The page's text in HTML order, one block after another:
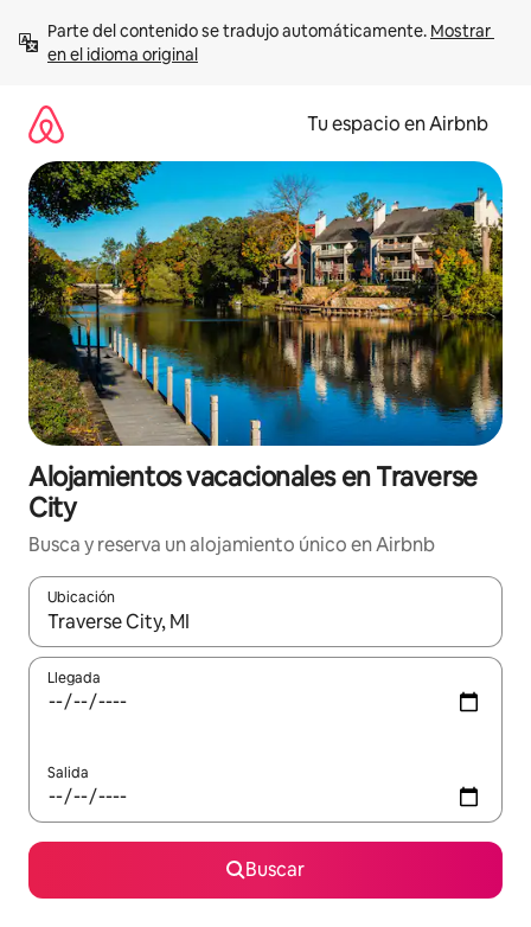
contenido
Parte del contenido se tradujo automáticamente. Mostrar
en el idioma original
Tu espacio en Airbnb
Alojamientos vacacionales en Traverse
City
Busca y reserva un alojamiento único en Airbnb
Ubicación
Cuando los resultados estén disponibles, podrás navegar
Llegada
Salida
Buscar